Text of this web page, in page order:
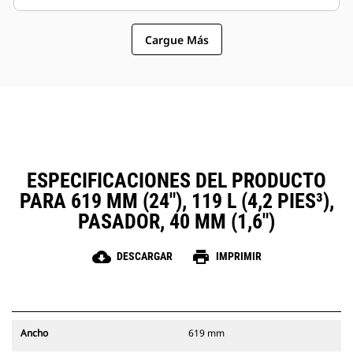
Cargue Más
ESPECIFICACIONES DEL PRODUCTO
PARA 619 MM (24"), 119 L (4,2 PIES³),
PASADOR, 40 MM (1,6")
cloud_download DESCARGAR print IMPRIMIR
Ancho 619 mm